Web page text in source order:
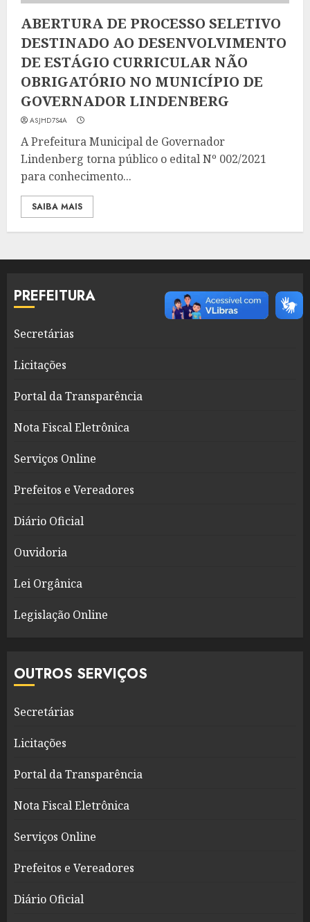
ABERTURA DE PROCESSO SELETIVO
DESTINADO AO DESENVOLVIMENTO
DE ESTÁGIO CURRICULAR NÃO
OBRIGATÓRIO NO MUNICÍPIO DE
GOVERNADOR LINDENBERG
ASJHD7S4A
A Prefeitura Municipal de Governador
Lindenberg torna público o edital Nº 002/2021
para conhecimento...
SAIBA MAIS
PREFEITURA
Secretárias
Licitações
Portal da Transparência
Nota Fiscal Eletrônica
Serviços Online
Prefeitos e Vereadores
Diário Oficial
Ouvidoria
Lei Orgânica
Legislação Online
OUTROS SERVIÇOS
Secretárias
Licitações
Portal da Transparência
Nota Fiscal Eletrônica
Serviços Online
Prefeitos e Vereadores
Diário Oficial